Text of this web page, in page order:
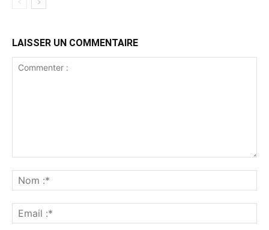
LAISSER UN COMMENTAIRE